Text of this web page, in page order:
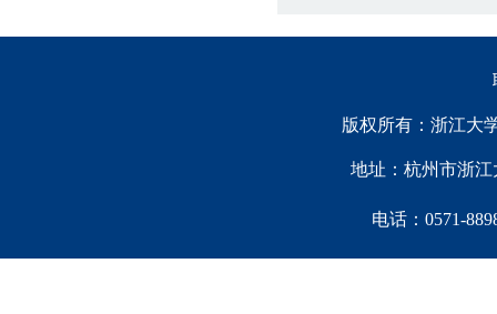
版权所有：浙江大
地址：杭州市浙江
电话：0571-